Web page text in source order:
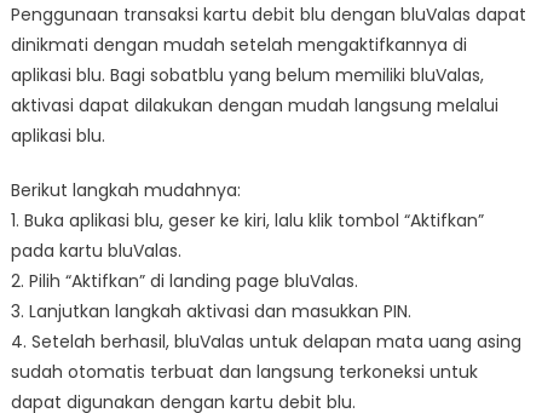
Penggunaan transaksi kartu debit blu dengan bluValas dapat
dinikmati dengan mudah setelah mengaktifkannya di
aplikasi blu. Bagi sobatblu yang belum memiliki bluValas,
aktivasi dapat dilakukan dengan mudah langsung melalui
aplikasi blu.
Berikut langkah mudahnya:
1. Buka aplikasi blu, geser ke kiri, lalu klik tombol “Aktifkan”
pada kartu bluValas.
2. Pilih “Aktifkan” di landing page bluValas.
3. Lanjutkan langkah aktivasi dan masukkan PIN.
4. Setelah berhasil, bluValas untuk delapan mata uang asing
sudah otomatis terbuat dan langsung terkoneksi untuk
dapat digunakan dengan kartu debit blu.